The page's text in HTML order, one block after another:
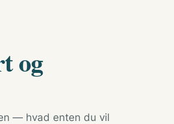
og
— hvad enten du vil